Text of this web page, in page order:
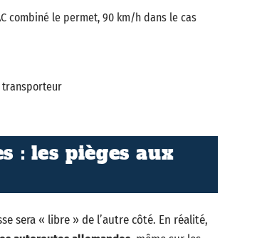
combiné le permet, 90 km/h dans le cas
transporteur
: les pièges aux
sera « libre » de l’autre côté. En réalité,